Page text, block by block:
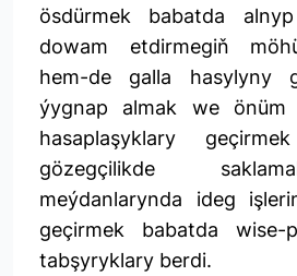
ösdürmek babatda
dowam etdirmegiň
hem-de galla hasylyny
ýygnap almak we önüm
hasaplaşyklary
gözegçilikde
meýdanlarynda ideg
geçirmek babatda wise-
tabşyryklary berdi.